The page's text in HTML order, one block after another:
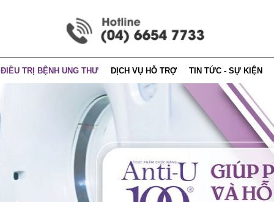
ĐIỀU TRỊ BỆNH UNG THƯ
Phương pháp điều trị
Chế độ vận động
Điều trị ung thư theo đông y
DỊCH VỤ HỖ TRỢ
Cẩm nang anti-u100
TIN TỨC - SỰ KIỆN
Tin tức - sự kiện
Tin tức - báo chí
Hỏi đáp